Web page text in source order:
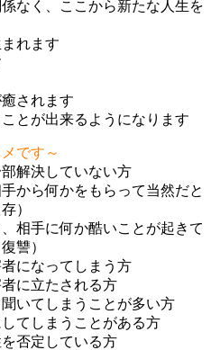
なく、ここから新たな人生を
れます
されます
とが出来るようになります
です～
解決していない方
から何かをもらって当然だと
）
相手に何か酷いことが起きて
讐）
になってしまう方
に立たされる方
いてしまうことが多い方
てしまうことがある方
否定している方